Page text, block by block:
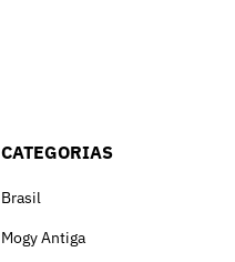
CATEGORIAS
Brasil
Mogy Antiga